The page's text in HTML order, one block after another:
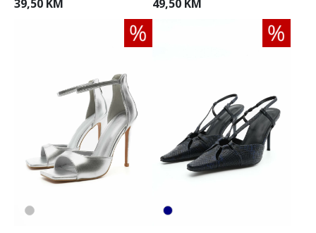
39,50 KM 49,50 KM